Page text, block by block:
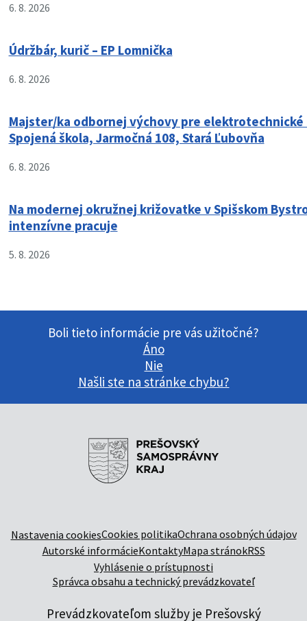
6. 8. 2026
Údržbár, kurič – EP Lomnička
6. 8. 2026
Majster/ka odbornej výchovy pre elektrotechnické
Spojená škola, Jarmočná 108, Stará Ľubovňa
6. 8. 2026
Na modernej okružnej križovatke v Spišskom
intenzívne pracuje
5. 8. 2026
Boli tieto informácie pre vás užitočné?
Áno
Nie
Našli ste na stránke chybu?
Nastavenia cookiesCookies politikaOchrana osobných údajov
Autorské informácieKontaktyMapa stránokRSS
Vyhlásenie o prístupnosti
Správca obsahu a technický prevádzkovateľ
Prevádzkovateľom služby je Prešovský